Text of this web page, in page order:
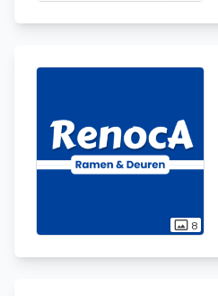
photo_size_select_actual 8